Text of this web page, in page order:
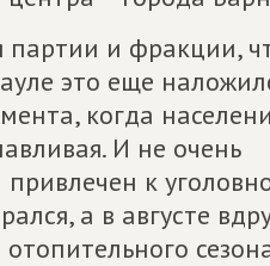
партии и фракции,
это еще
когда
И не очень
к
а в августе